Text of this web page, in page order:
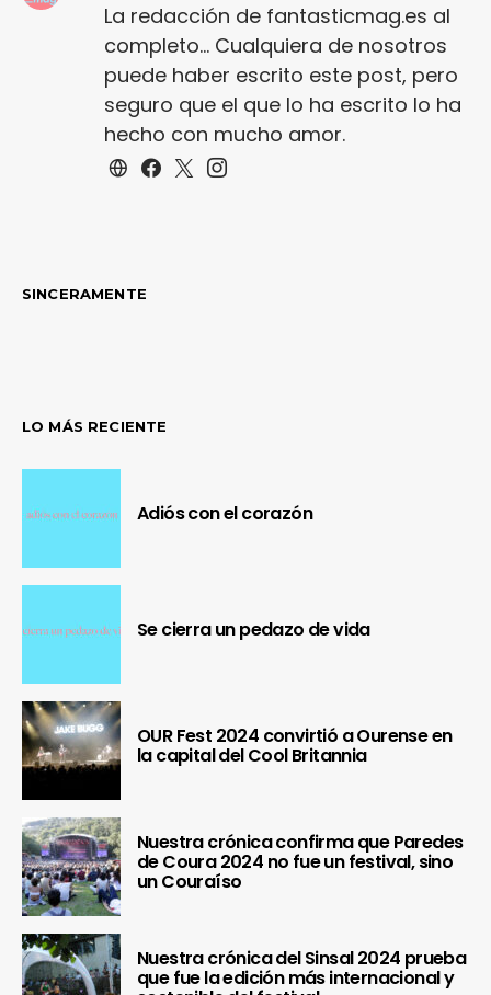
La redacción de fantasticmag.es al
completo... Cualquiera de nosotros
puede haber escrito este post, pero
seguro que el que lo ha escrito lo ha
hecho con mucho amor.
SINCERAMENTE
LO MÁS RECIENTE
Adiós con el corazón
Se cierra un pedazo de vida
OUR Fest 2024 convirtió a Ourense en
la capital del Cool Britannia
Nuestra crónica confirma que Paredes
de Coura 2024 no fue un festival, sino
un Couraíso
Nuestra crónica del Sinsal 2024 prueba
que fue la edición más internacional y